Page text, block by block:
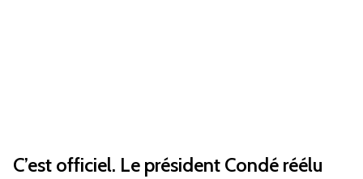
C’est officiel. Le président Condé réélu